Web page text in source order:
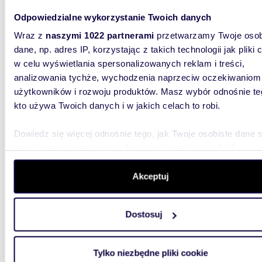
Odpowiedzialne wykorzystanie Twoich danych
Wraz z naszymi 1022 partnerami przetwarzamy Twoje
dane, np. adres IP, korzystając z takich technologii jak pliki
w celu wyświetlania spersonalizowanych reklam i treści,
analizowania tychże, wychodzenia naprzeciw oczekiwaniom
użytkowników i rozwoju produktów. Masz wybór odnośnie
kto używa Twoich danych i w jakich celach to robi.
Dowiedz się więcej odnośnie tego, jak Twoje osobiste dane
szczegółów. W Deklaracji plików cookie możesz zmienić
wycofać swoją zgodę w dowolnej chwili.
aby oferować funkcje społecznościowe i analizować ruch w
witrynie. Informacje o tym, jak korzystasz z naszej witryny,
analitycznym. Partnerzy mogą połączyć te informacje z
Akceptuj
Dostosuj
Tylko niezbędne pliki cookie
Działka 4885 m² z domkiem, blisko Kampinosu -
341